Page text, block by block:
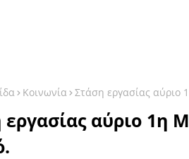
Κοινωνία Στάση εργασίας αύριο
αύριο 1η